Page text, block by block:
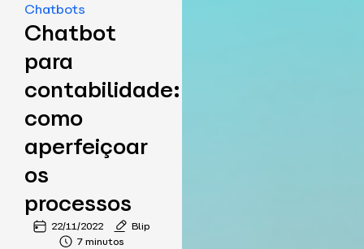
Chatbots
Chatbot
para
contabilidade:
como
aperfeiçoar
os
processos
22/11/2022
Blip
7 minutos